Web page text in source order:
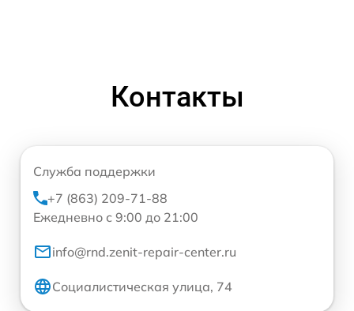
Контакты
Служба поддержки
+7 (863) 209-71-88
Ежедневно с 9:00 до 21:00
info@rnd.zenit-repair-center.ru
Социалистическая улица, 74